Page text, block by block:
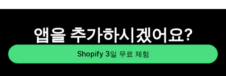
앱을 추가하시겠어요?
Shopify 3일 무료 체험